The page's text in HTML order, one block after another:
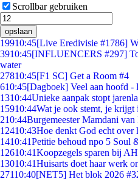
Scrollbar gebruiken
opslaan
19910:45[Live Eredivisie #1786]
3910:45[INFLUENCERS #297]
water
27810:45[F1 SC] Get a Room #4
610:45[Dagboek] Veel aan hoofd -
1310:44Unieke aanpak stopt
15910:44Wat je ook stemt, je
210:44Burgemeester Mamdani
12410:43Hoe denkt God echt over
1410:41Petitie behoud npo 5 Soul
12610:41Koopzegels sparen bij
13010:41Huisarts doet haar werk
27110:40[NET5] Het blok 2026